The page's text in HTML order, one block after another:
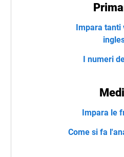
Impara tanti
I numeri
Impara le
Come si fa